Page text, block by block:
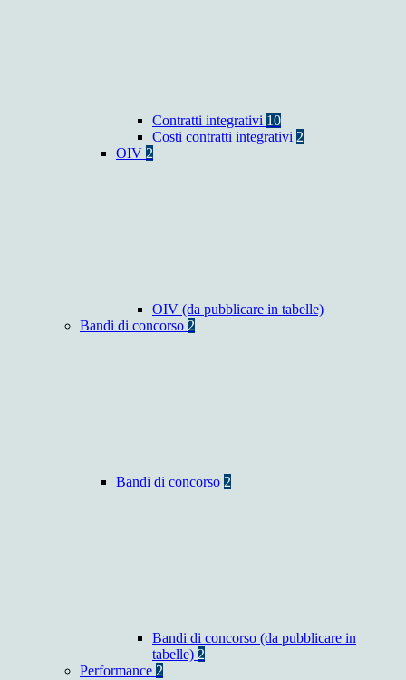
Contratti integrativi 10
Costi contratti integrativi 2
OIV 2
OIV (da pubblicare in tabelle)
Bandi di concorso 2
Bandi di concorso 2
Bandi di concorso (da pubblicare in
tabelle) 2
Performance 2